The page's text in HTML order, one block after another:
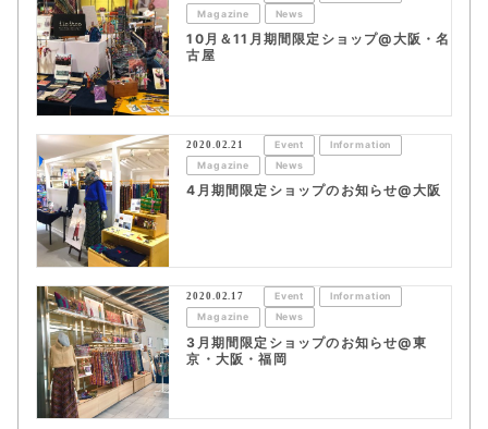
Magazine
News
10月＆11月期間限定ショップ@大阪・名
古屋
2020.02.21 Event
Information
Magazine
News
4月期間限定ショップのお知らせ@大阪
2020.02.17 Event
Information
Magazine
News
3月期間限定ショップのお知らせ@東
京・大阪・福岡